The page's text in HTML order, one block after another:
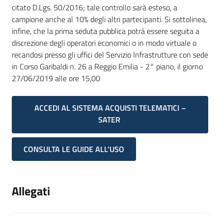
citato D.Lgs. 50/2016; tale controllo sarà esteso, a
campione anche al 10% degli altri partecipanti. Si sottolinea,
infine, che la prima seduta pubblica potrà essere seguita a
discrezione degli operatori economici o in modo virtuale o
recandosi presso gli uffici del Servizio Infrastrutture con sede
in Corso Garibaldi n. 26 a Reggio Emilia - 2° piano, il giorno
27/06/2019 alle ore 15,00
ACCEDI AL SISTEMA ACQUISTI TELEMATICI –
SATER
CONSULTA LE GUIDE ALL'USO
Allegati